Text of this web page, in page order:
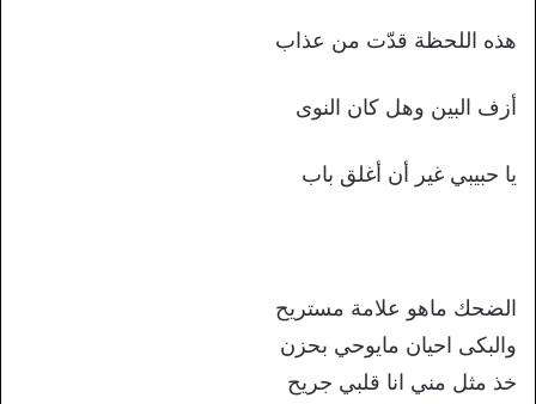
هذه اللحظة قدّت من عذاب
أزف البین وهل کان النوی
یا حبیبي غیر أن أغلق باب
الضحك ماهو علامة مستريح
والبكى احيان مايوحي بحزن
خذ مثل مني انا قلبي جريح